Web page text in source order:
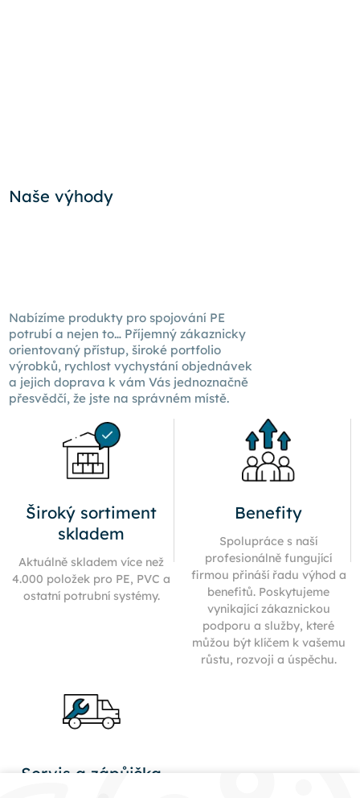
Naše výhody
Nabízíme produkty pro spojování PE
potrubí a nejen to… Příjemný zákaznicky
orientovaný přístup, široké portfolio
výrobků, rychlost vychystání objednávek
a jejich doprava kvám Vás jednoznačně
přesvědčí, že jste na správném místě.
Široký sortiment
skladem
Aktuálně skladem více než
4.000 položek pro PE, PVC a
ostatní potrubní systémy.
Benefity
Spolupráce s naší
profesionálně fungující
firmou přináší řadu výhod a
benefitů. Poskytujeme
vynikající zákaznickou
podporu a služby, které
můžou být klíčem k vašemu
růstu, rozvoji a úspěchu.
Servis a zápůjčka